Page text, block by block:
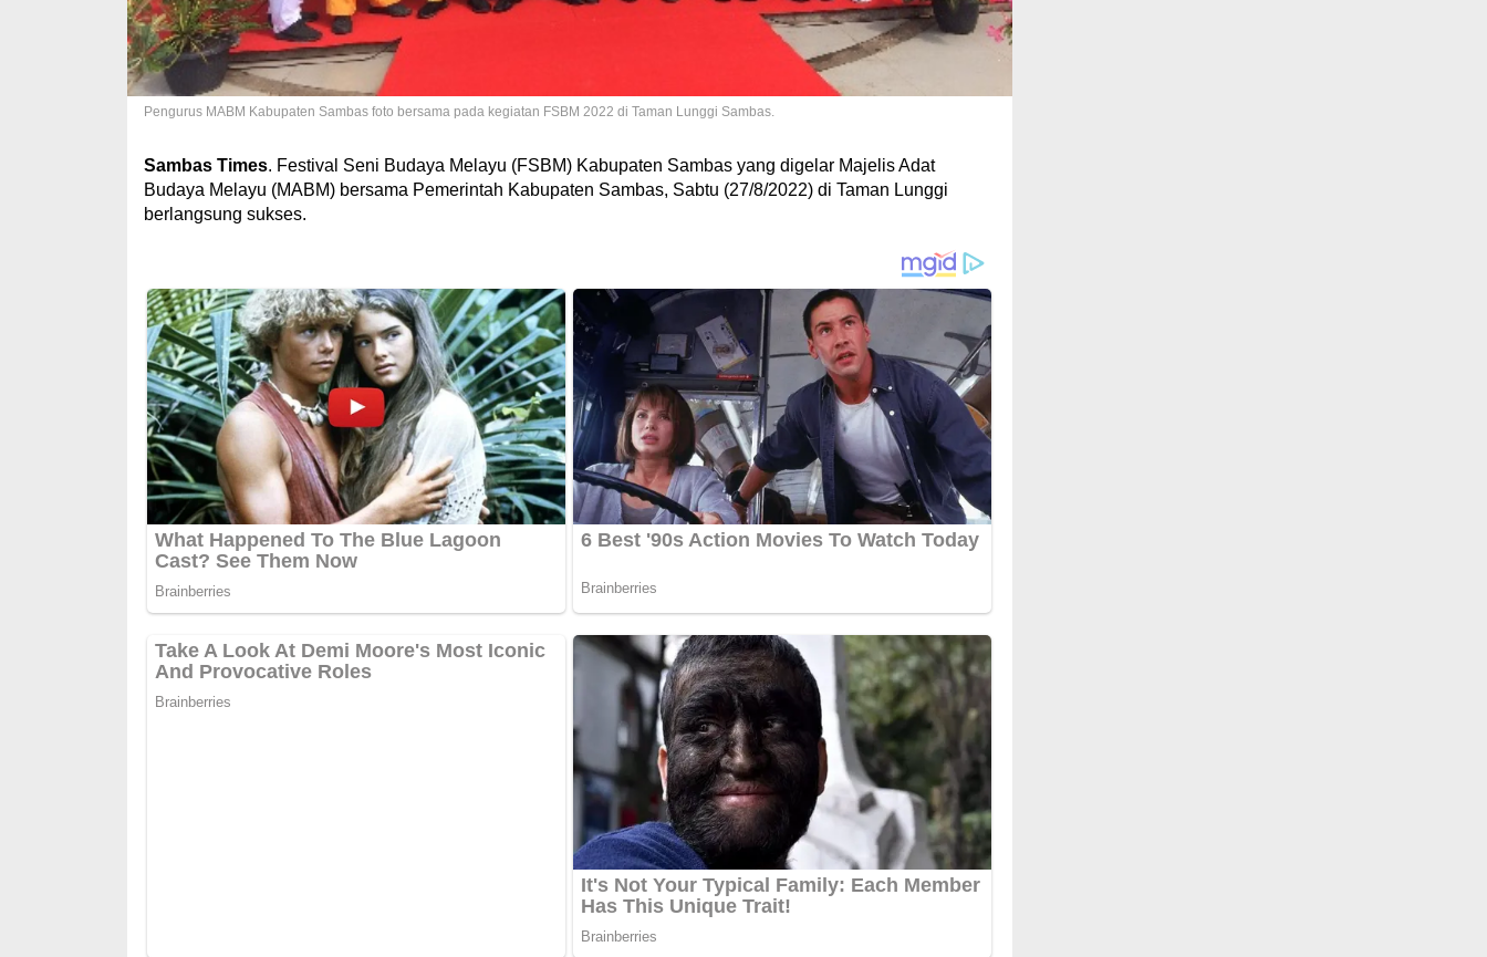
Pengurus MABM Kabupaten Sambas foto bersama pada kegiatan FSBM 2022 di Taman Lunggi Sambas.
Sambas Times. Festival Seni Budaya Melayu (FSBM) Kabupaten Sambas yang digelar Majelis Adat
Budaya Melayu (MABM) bersama Pemerintah Kabupaten Sambas, Sabtu (27/8/2022) di Taman Lunggi
berlangsung sukses.